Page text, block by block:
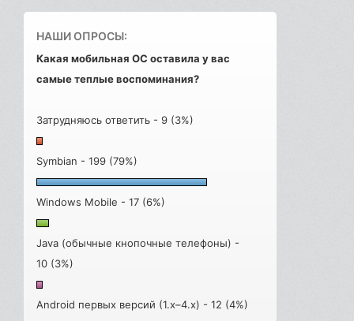
НАШИ ОПРОСЫ:
Какая мобильная ОС оставила у вас
самые теплые воспоминания?
Затрудняюсь ответить - 9 (3%)
Symbian - 199 (79%)
Windows Mobile - 17 (6%)
Java (обычные кнопочные телефоны) -
10 (3%)
Android первых версий (1.x–4.x) - 12 (4%)